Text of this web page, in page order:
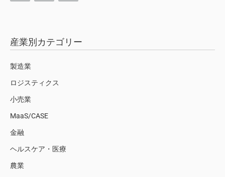
産業別カテゴリー
製造業
ロジスティクス
小売業
MaaS/CASE
金融
ヘルスケア・医療
農業